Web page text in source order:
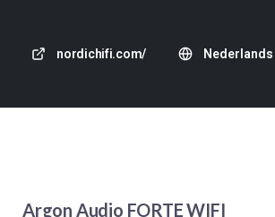
nordichifi.com/ Nederlands
Argon Audio FORTE WIFI